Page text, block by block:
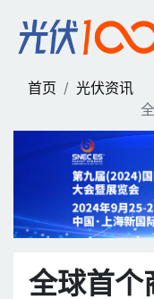
全球首
首页
光伏资讯
全球首个